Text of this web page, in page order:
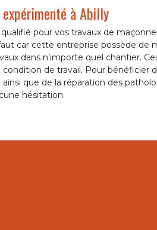
à Abilly
pour vos travaux de
car cette entreprise possède de
dans n’importe quel chantier.
de travail. Pour bénéficier
que de la réparation des
hésitation.